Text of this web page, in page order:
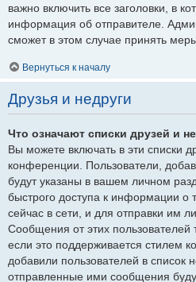
важно включить все заголовки, в
информация об отправителе.
сможет в этом случае принять
Вернуться к началу
Друзья и недруги
Что означают списки друзей и
Вы можете включать в эти списки
конференции. Пользователи,
будут указаны в вашем личном
быстрого доступа к информации о
сейчас в сети, и для отправки им
Сообщения от этих пользователей
если это поддерживается стилем
добавили пользователей в список
отправленные ими сообщения